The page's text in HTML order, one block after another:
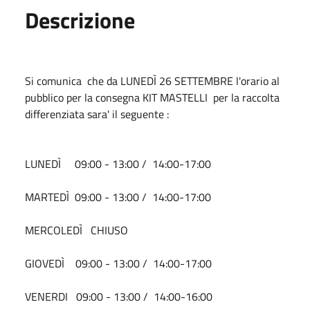
Descrizione
Si comunica che da LUNEDÌ 26 SETTEMBRE l'orario al
pubblico per la consegna KIT MASTELLI per la raccolta
differenziata sara' il seguente :
LUNEDÌ 09:00 - 13:00 / 14:00-17:00
MARTEDÌ 09:00 - 13:00 / 14:00-17:00
MERCOLEDÌ CHIUSO
GIOVEDÌ 09:00 - 13:00 / 14:00-17:00
VENERDI 09:00 - 13:00 / 14:00-16:00